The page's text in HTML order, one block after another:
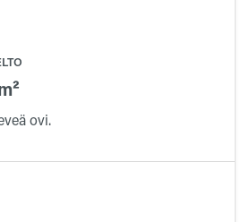
ovi.